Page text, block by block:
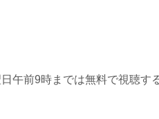
午前9時までは無料で視聴す